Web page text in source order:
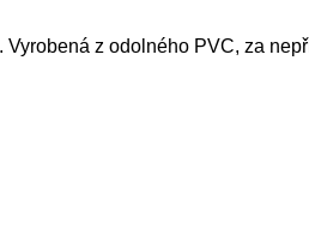
z odolného PVC, za